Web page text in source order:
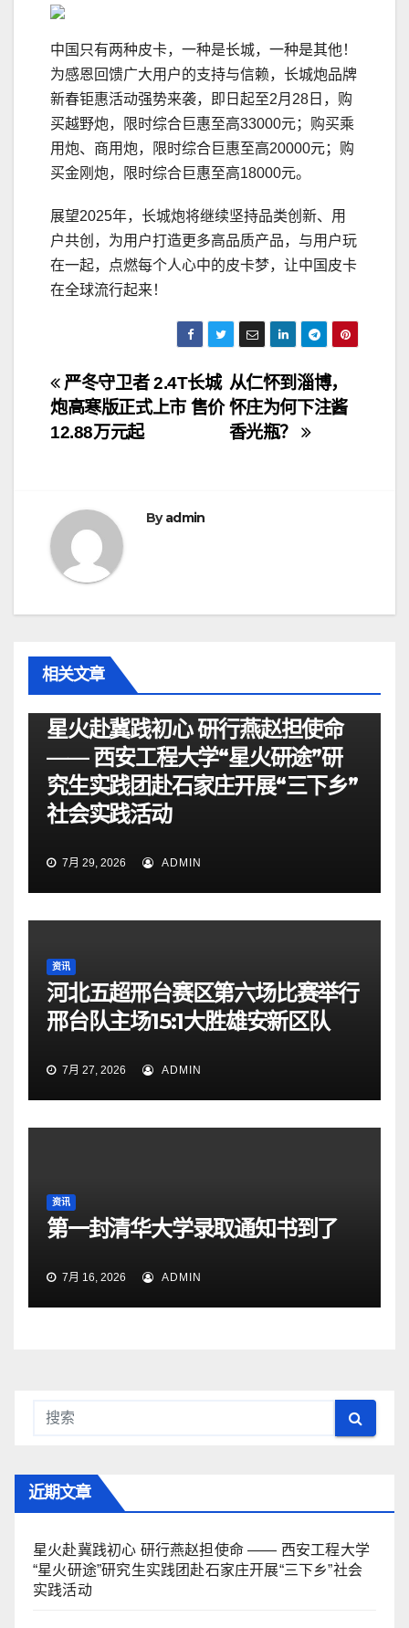
中国只有两种皮卡，一种是长城，一种是其他！
为感恩回馈广大用户的支持与信赖，长城炮品牌
新春钜惠活动强势来袭，即日起至2月28日，购
买越野炮，限时综合巨惠至高33000元；购买乘
用炮、商用炮，限时综合巨惠至高20000元；购
买金刚炮，限时综合巨惠至高18000元。
展望2025年，长城炮将继续坚持品类创新、用
户共创，为用户打造更多高品质产品，与用户玩
在一起，点燃每个人心中的皮卡梦，让中国皮卡
在全球流行起来！
文
章
航
从仁怀到淄博，
怀庄为何下注酱
香光瓶？
严冬守卫者 2.4T长城
炮高寒版正式上市 售价
12.88万元起
Byadmin
相关文章
星火赴冀践初心 研行燕赵担使命
—— 西安工程大学“星火研途”研
究生实践团赴石家庄开展“三下乡”
社会实践活动
7月 29, 2026 ADMIN
资讯
河北五超邢台赛区第六场比赛举行
邢台队主场15:1大胜雄安新区队
7月 27, 2026 ADMIN
资讯
第一封清华大学录取通知书到了
7月 16, 2026 ADMIN
近期文章
星火赴冀践初心 研行燕赵担使命 —— 西安工程大学
“星火研途”研究生实践团赴石家庄开展“三下乡”社会
实践活动